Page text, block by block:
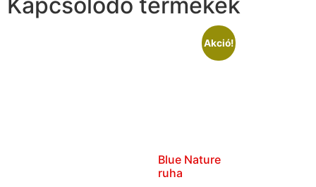
Akció!
Blue Nature
ruha